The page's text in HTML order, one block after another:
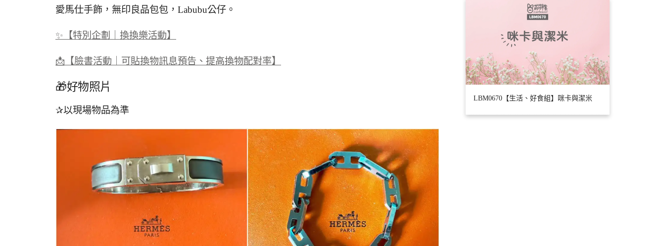
愛馬仕手飾，無印良品包包，Labubu公仔。
✨【特別企劃｜換換樂活動】
📩【臉書活動｜可貼換物訊息預告、提高換物配對率】
🎁好物照片
✰以現場物品為準
LBM0670【生活、好食組】咪卡與潔米